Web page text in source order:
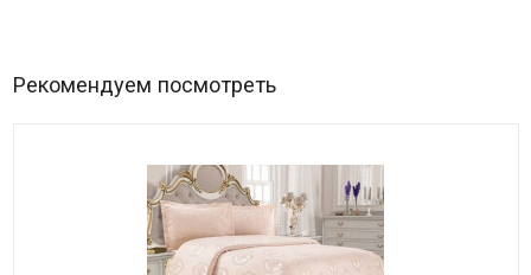
Рекомендуем посмотреть